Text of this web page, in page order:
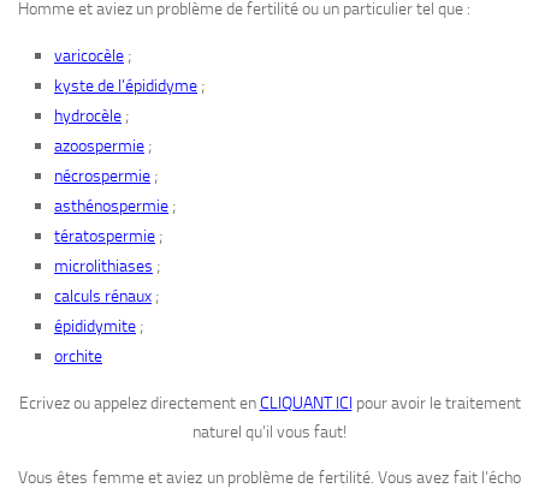
Homme et aviez un problème de fertilité ou un particulier tel que :
varicocèle ;
kyste de l’épididyme ;
hydrocèle ;
azoospermie ;
nécrospermie ;
asthénospermie ;
tératospermie ;
microlithiases ;
calculs rénaux ;
épididymite ;
orchite
Ecrivez ou appelez directement enCLIQUANT ICI pour avoir le traitement
naturel qu’il vous faut!
Vous êtes femme et aviez un problème de fertilité. Vous avez fait l’écho